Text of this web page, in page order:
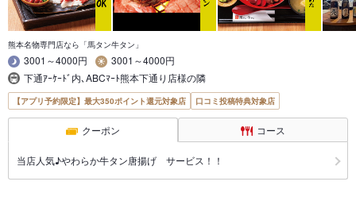
熊本名物専門店なら「馬タン牛タン」
3001～4000円
3001～4000円
下通ｱｰｹｰﾄﾞ内､ABCﾏｰﾄ熊本下通り店様の隣
【アプリ予約限定】最大350ポイント還元対象店 口コミ投稿特典対象店
クーポン コース
当店人気♪やわらか牛タン唐揚げ サービス！！